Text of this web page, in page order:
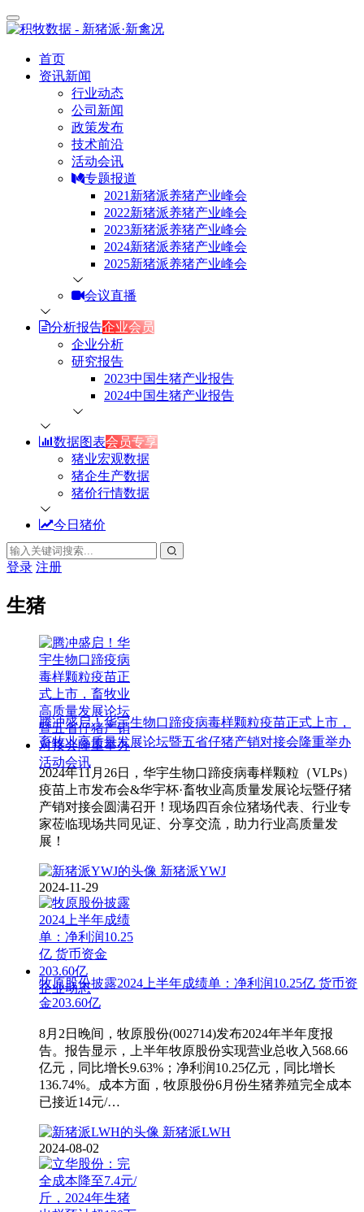
首页
资讯新闻
行业动态
公司新闻
政策发布
技术前沿
活动会讯
专题报道
2021新猪派养猪产业峰会
2022新猪派养猪产业峰会
2023新猪派养猪产业峰会
2024新猪派养猪产业峰会
2025新猪派养猪产业峰会
会议直播
分析报告企业会员
企业分析
研究报告
2023中国生猪产业报告
2024中国生猪产业报告
数据图表会员专享
猪业宏观数据
猪企生产数据
猪价行情数据
今日猪价
登录 注册
生猪
活动会讯
腾冲盛启！华宇生物口蹄疫病毒样颗粒疫苗正式上市，
畜牧业高质量发展论坛暨五省仔猪产销对接会隆重举办
2024年11月26日，华宇生物口蹄疫病毒样颗粒（VLPs）
疫苗上市发布会&华宇杯·畜牧业高质量发展论坛暨仔猪
产销对接会圆满召开！现场四百余位猪场代表、行业专
家莅临现场共同见证、分享交流，助力行业高质量发
展！
新猪派YWJ
2024-11-29
企业动态
牧原股份披露2024上半年成绩单：净利润10.25亿 货币资
金203.60亿
8月2日晚间，牧原股份(002714)发布2024年半年度报
告。报告显示，上半年牧原股份实现营业总收入568.66
亿元，同比增长9.63%；净利润10.25亿元，同比增长
136.74%。成本方面，牧原股份6月份生猪养殖完全成本
已接近14元/…
新猪派LWH
2024-08-02